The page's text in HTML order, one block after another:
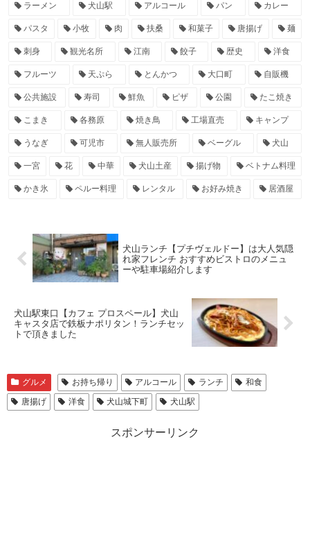
ラーメン 犬山駅 アルコール パン カレー
パスタ 小牧 肉 扶桑 和菓子 唐揚げ 麺
刺身 観光名所 江南 餃子 歴史 洋食
フルーツ 天ぷら とんかつ 大口町 自販機
公共施設 寿司 鮮魚 ピザ 公園 たこ焼き
こまき 各務原 焼き鳥 工場直売 キャンプ
うなぎ 可児市 無人販売所 ベーグル 犬山
一宮 花 中華 犬山土産 揚げ物 ベトナム料理
かき氷 ペルー料理 レンタル お好み焼き 居酒屋
犬山ランチ【プチヴェルドー】は大人気隠
れ家フレンチ おすすめビストロのメニュ
ーや駐車場紹介します
犬山駅東口【カフェ プロスペール】犬山
キャスタ店で鉄板ナポリタン！ランチセッ
トで頂きました
グルメ お持ち帰り アルコール ランチ
和食
唐揚げ
洋食 犬山城下町 犬山駅
スポンサーリンク